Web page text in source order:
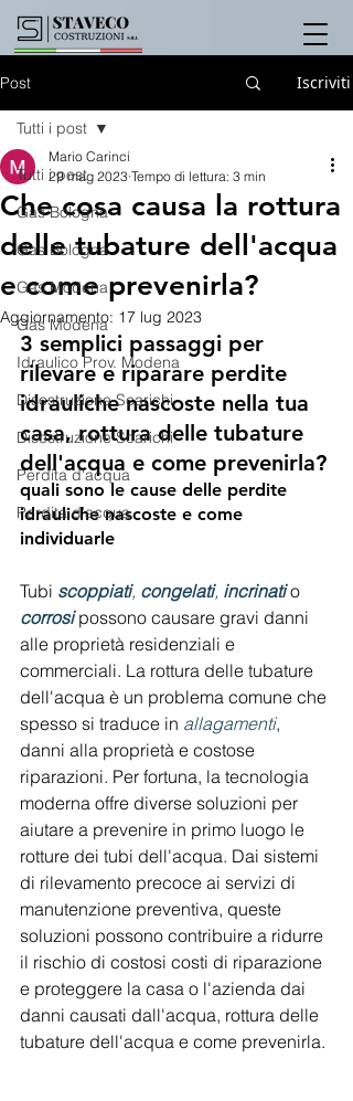
Post Iscriviti
Tutti i post
Gas Bologna
Gas Bologna
Gas Modena
Gas Modena
Idraulico Prov. Modena
Disostruzione Scarichi
Disostruzione Scarichi
Perdita d'acqua
Perdita d'acqua
Tutti i post
Che cosa causa la rottura
delle tubature dell'acqua
e come prevenirla?
Mario Carinci
29 mag 2023 Tempo di lettura: 3 min
Aggiornamento: 17 lug 2023
3 semplici passaggi per
rilevare e riparare perdite
idrauliche nascoste nella tua
casa, rottura delle tubature
dell'acqua e come prevenirla?
quali sono le cause delle perdite
idrauliche nascoste e come
individuarle
Tubi scoppiati, congelati, incrinati o
corrosi possono causare gravi danni
alle proprietà residenziali e
commerciali. La rottura delle tubature
dell'acqua è un problema comune che
spesso si traduce in allagamenti,
danni alla proprietà e costose
riparazioni. Per fortuna, la tecnologia
moderna offre diverse soluzioni per
aiutare a prevenire in primo luogo le
rotture dei tubi dell'acqua. Dai sistemi
di rilevamento precoce ai servizi di
manutenzione preventiva, queste
soluzioni possono contribuire a ridurre
il rischio di costosi costi di riparazione
e proteggere la casa o l'azienda dai
danni causati dall'acqua, rottura delle
tubature dell'acqua e come prevenirla.